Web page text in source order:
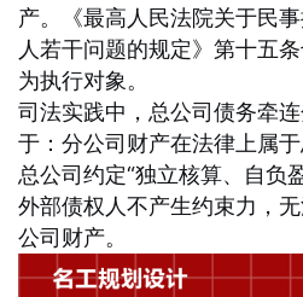
产。《最高人民法院关于民
人若干问题的规定》第十五
为执行对象。
司法实践中，总公司债务牵
于：分公司财产在法律上属
总公司约定“独立核算、自负
外部债权人不产生约束力，
公司财产。